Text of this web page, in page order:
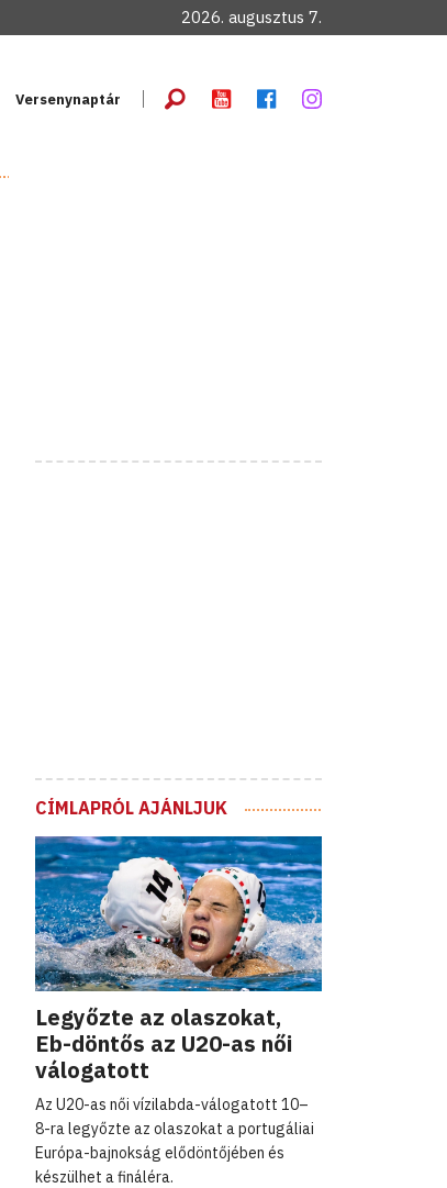
2026. augusztus 7.
Versenynaptár
CÍMLAPRÓL AJÁNLJUK
Legyőzte az olaszokat,
Eb-döntős az U20-as női
válogatott
Az U20-as női vízilabda-válogatott 10–
8-ra legyőzte az olaszokat a portugáliai
Európa-bajnokság elődöntőjében és
készülhet a fináléra.